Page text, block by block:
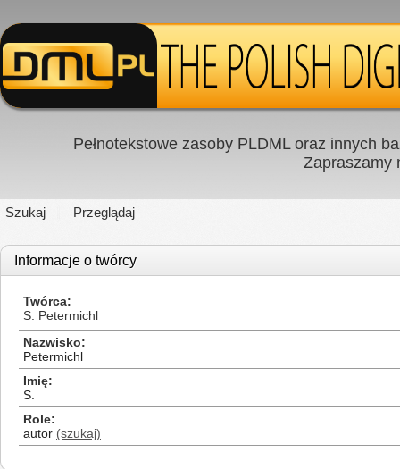
Pełnotekstowe zasoby PLDML oraz innych
Zapraszamy
Szukaj Przeglądaj
Informacje o twórcy
Twórca
S. Petermichl
Nazwisko
Petermichl
Imię
S.
Role
autor (szukaj)